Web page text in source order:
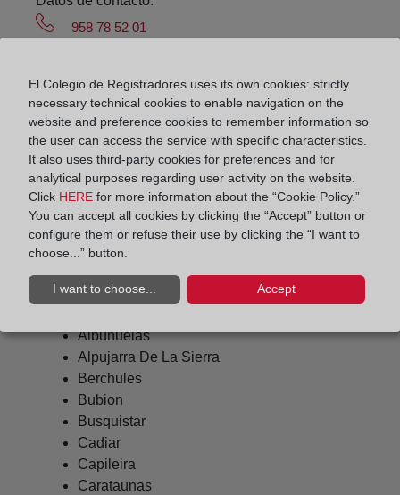
958 78 52 01
Datos del Registrador:
Matilde Ros Berruezo
Delegado de Protección de Datos:
dpo@corpme.es
Otros municipios incluidos en el
distrito hipotecario
Albuñuelas
Alpujarra De La Sierra
Berchules
Bubion
Busquistar
Cadiar
Capileira
Carataunas
El Colegio de Registradores uses its own cookies: strictly
necessary technical cookies to enable navigation on the
website and preference cookies to remember information so
the user can access the service with specific characteristics.
It also uses third-party cookies for preferences and for
analytical purposes regarding user activity on the website.
Click HERE for more information about the “Cookie Policy.”
You can accept all cookies by clicking the “Accept” button or
configure them or refuse their use by clicking the “I want to
choose...” button.
I want to choose... Accept